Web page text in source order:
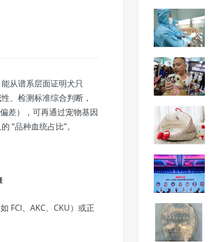
从谱系层面证明犬只
、检测标准综合判断，
差），可再通过宠物基因
“品种血统占比”。
FCI、AKC、CKU）或正